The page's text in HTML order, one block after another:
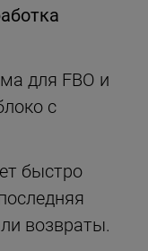
для FBO и
с
быстро
возвраты.